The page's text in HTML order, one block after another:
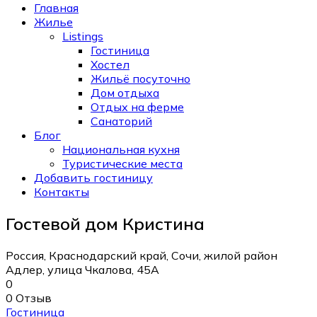
Главная
Жилье
Listings
Гостиница
Хостел
Жильё посуточно
Дом отдыха
Отдых на ферме
Санаторий
Блог
Национальная кухня
Туристические места
Добавить гостиницу
Контакты
Гостевой дом Кристина
Россия, Краснодарский край, Сочи, жилой район
Адлер, улица Чкалова, 45А
0
0 Отзыв
Гостиница